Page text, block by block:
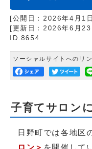
[公開日： 2026年4月1
[更新日： 2026年6月23
ID:8654
ソーシャルサイトへのリ
子育てサロン
日野町では各地区
ロン＞ を開催して